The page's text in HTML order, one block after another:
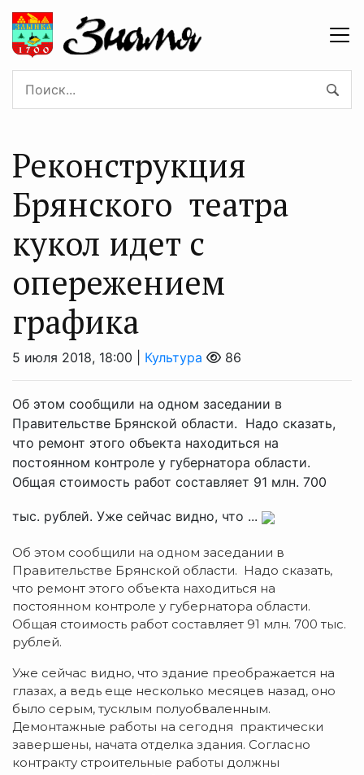
Реконструкция
Брянского театра
кукол идет с
опережением
графика
5 июля 2018, 18:00 | Культура 86
Об этом сообщили на одном заседании в
Правительстве Брянской области. Надо сказать,
что ремонт этого объекта находиться на
постоянном контроле у губернатора области.
Общая стоимость работ составляет 91 млн. 700
тыс. рублей. Уже сейчас видно, что ...
Об этом сообщили на одном заседании в
Правительстве Брянской области. Надо сказать,
что ремонт этого объекта находиться на
постоянном контроле у губернатора области.
Общая стоимость работ составляет 91 млн. 700 тыс.
рублей.
Уже сейчас видно, что здание преображается на
глазах, а ведь еще несколько месяцев назад, оно
было серым, тусклым полуобваленным.
Демонтажные работы на сегодня практически
завершены, начата отделка здания. Согласно
контракту строительные работы должны